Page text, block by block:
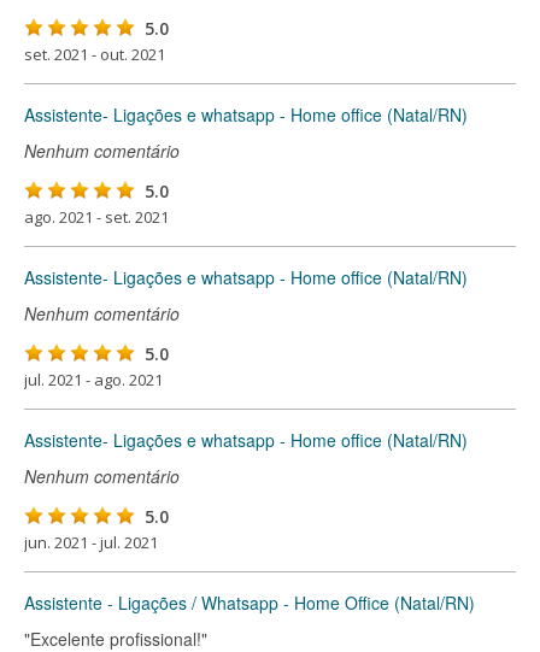
5.0
set. 2021 - out. 2021
Assistente- Ligações e whatsapp - Home office (Natal/RN)
Nenhum comentário
5.0
ago. 2021 - set. 2021
Assistente- Ligações e whatsapp - Home office (Natal/RN)
Nenhum comentário
5.0
jul. 2021 - ago. 2021
Assistente- Ligações e whatsapp - Home office (Natal/RN)
Nenhum comentário
5.0
jun. 2021 - jul. 2021
Assistente - Ligações / Whatsapp - Home Office (Natal/RN)
"Excelente profissional!"